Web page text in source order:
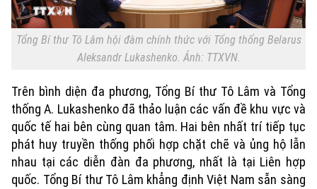
Tổng Bí thư Tô Lâm hội đàm chính thức với Tổng thống Belarus
Aleksandr Lukashenko. Ảnh: TTXVN.
Trên bình diện đa phương, Tổng Bí thư Tô Lâm và Tổng
thống A. Lukashenko đã thảo luận các vấn đề khu vực và
quốc tế hai bên cùng quan tâm. Hai bên nhất trí tiếp tục
phát huy truyền thống phối hợp chặt chẽ và ủng hộ lẫn
nhau tại các diễn đàn đa phương, nhất là tại Liên hợp
quốc. Tổng Bí thư Tô Lâm khẳng định Việt Nam sẵn sàng